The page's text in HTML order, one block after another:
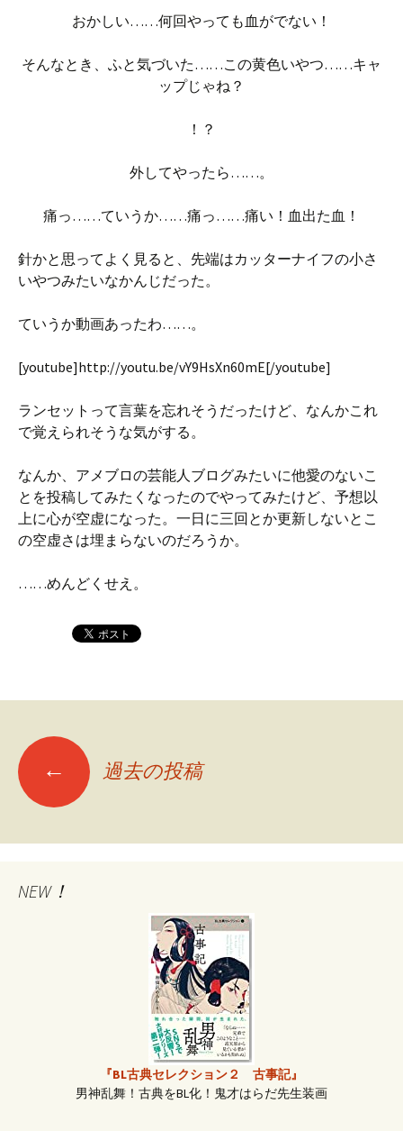
おかしい……何回やっても血がでない！
そんなとき、ふと気づいた……この黄色いやつ……キャ
ップじゃね？
！？
外してやったら……。
痛っ……ていうか……痛っ……痛い！血出た血！
針かと思ってよく見ると、先端はカッターナイフの小さ
いやつみたいなかんじだった。
ていうか動画あったわ……。
[youtube]http://youtu.be/vY9HsXn60mE[/youtube]
ランセットって言葉を忘れそうだったけど、なんかこれ
で覚えられそうな気がする。
なんか、アメブロの芸能人ブログみたいに他愛のないこ
とを投稿してみたくなったのでやってみたけど、予想以
上に心が空虚になった。一日に三回とか更新しないとこ
の空虚さは埋まらないのだろうか。
……めんどくせえ。
投
稿
ナ
← 過去の投稿
NEW！
『BL古典セレクション２ 古事記』
男神乱舞！古典をBL化！鬼才はらだ先生装画